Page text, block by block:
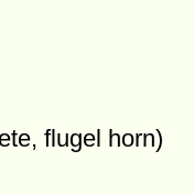
flugel horn)